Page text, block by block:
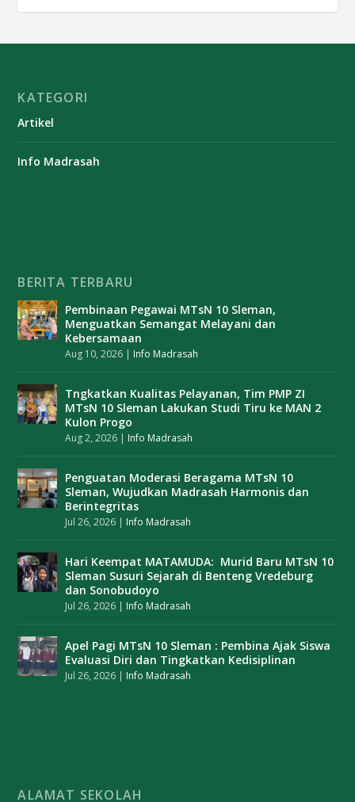
KATEGORI
Artikel
Info Madrasah
BERITA TERBARU
Pembinaan Pegawai MTsN 10 Sleman,
Menguatkan Semangat Melayani dan
Kebersamaan
Aug 10, 2026 | Info Madrasah
Tngkatkan Kualitas Pelayanan, Tim PMP ZI
MTsN 10 Sleman Lakukan Studi Tiru ke MAN 2
Kulon Progo
Aug 2, 2026 | Info Madrasah
Penguatan Moderasi Beragama MTsN 10
Sleman, Wujudkan Madrasah Harmonis dan
Berintegritas
Jul 26, 2026 | Info Madrasah
Hari Keempat MATAMUDA: Murid Baru MTsN 10
Sleman Susuri Sejarah di Benteng Vredeburg
dan Sonobudoyo
Jul 26, 2026 | Info Madrasah
Apel Pagi MTsN 10 Sleman : Pembina Ajak Siswa
Evaluasi Diri dan Tingkatkan Kedisiplinan
Jul 26, 2026 | Info Madrasah
ALAMAT SEKOLAH